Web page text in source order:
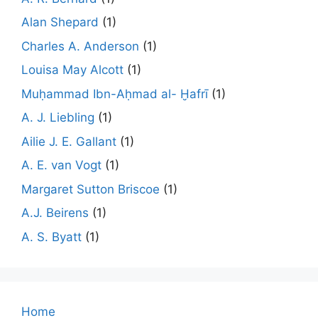
Alan Shepard (1)
Charles A. Anderson (1)
Louisa May Alcott (1)
Muḥammad Ibn-Aḥmad al- Ḫafrī(1)
A. J. Liebling (1)
Ailie J. E. Gallant (1)
A. E. van Vogt (1)
Margaret Sutton Briscoe (1)
A.J. Beirens (1)
A. S. Byatt (1)
Home